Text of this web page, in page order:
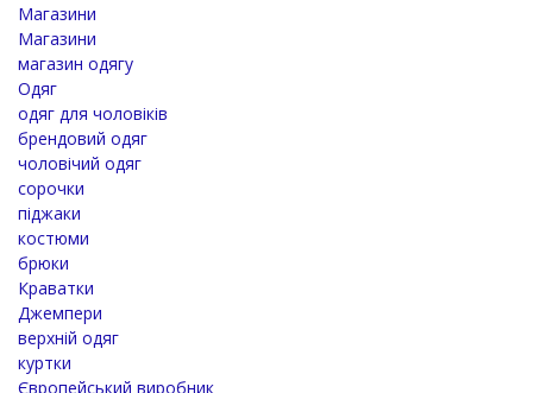
Магазини
Магазини
магазин одягу
Одяг
одяг для чоловіків
брендовий одяг
чоловічий одяг
сорочки
піджаки
костюми
брюки
Краватки
Джемпери
верхній одяг
куртки
Європейський виробник